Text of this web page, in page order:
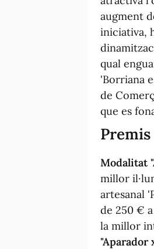
augment
iniciativa,
qual
'Borriana
de
que es
Premis
Modalitat
millor
artesanal
de 250 €
la millor
"Aparador